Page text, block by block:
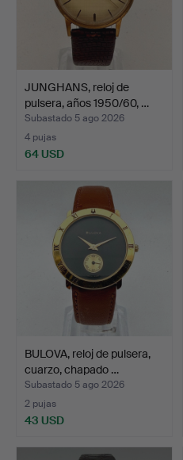
JUNGHANS, reloj de
pulsera, años 1950/60, …
Subastado 5 ago 2026
4 pujas
64 USD
BULOVA, reloj de pulsera,
cuarzo, chapado …
Subastado 5 ago 2026
2 pujas
43 USD